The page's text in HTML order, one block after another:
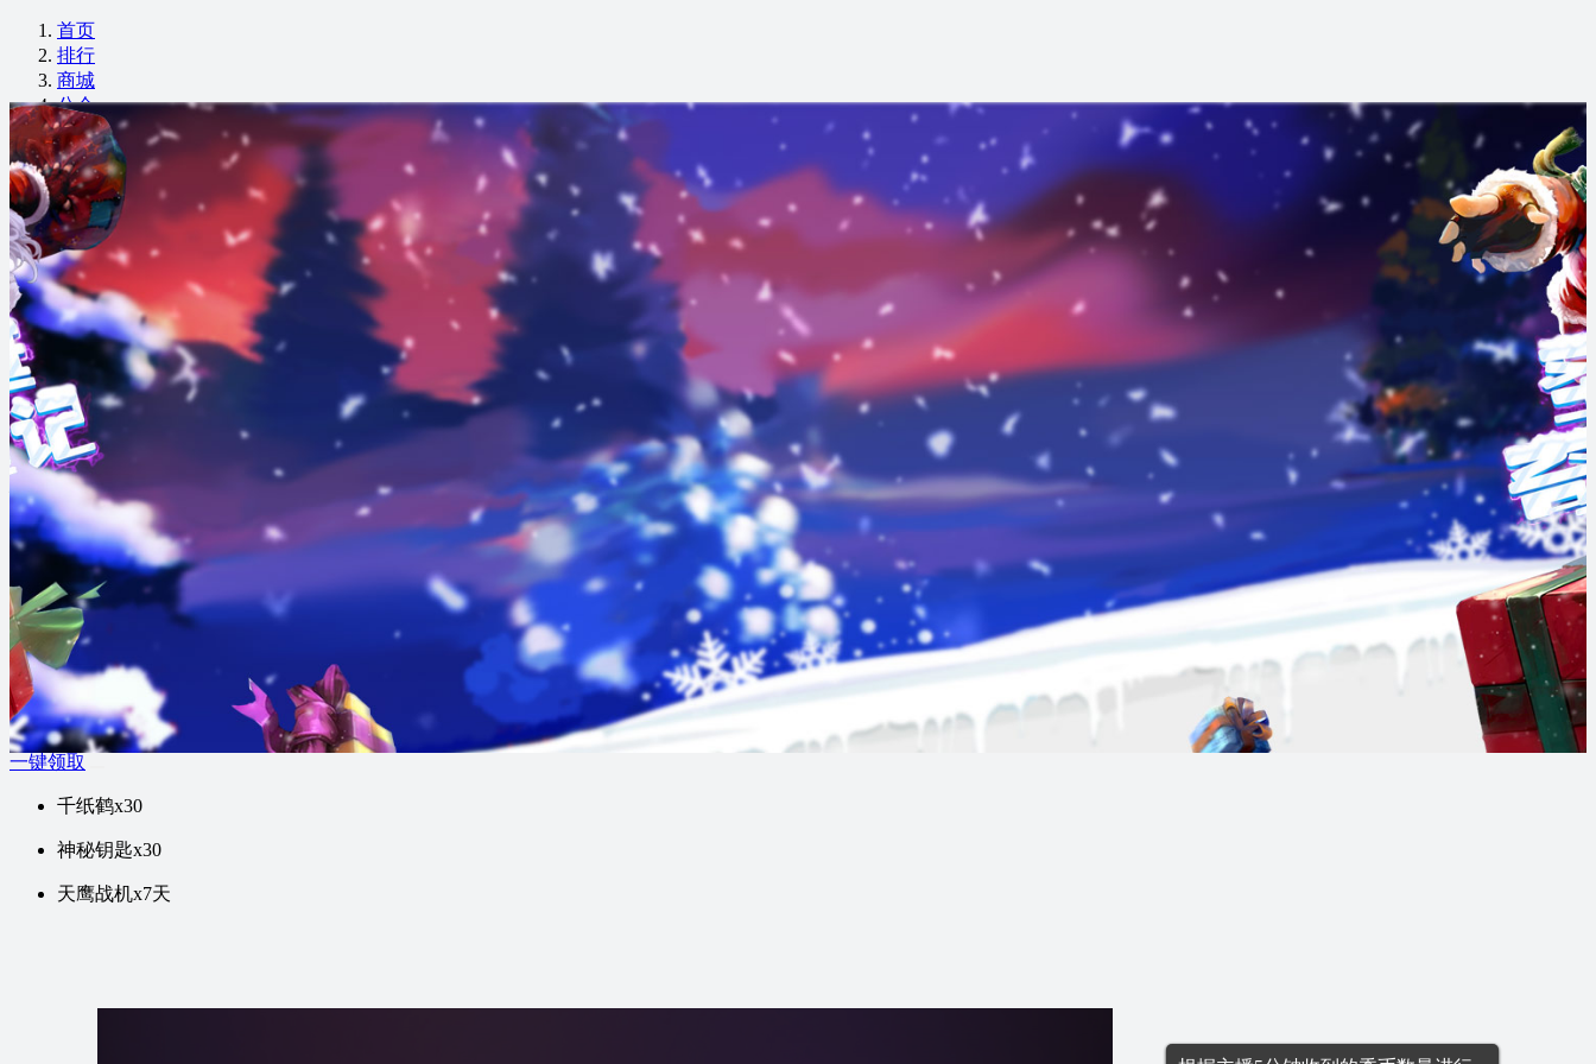
首页
排行
商城
公会
游戏
拍卖
APP
充值
历史
守护
关注
登录注册
我要直播
正在直播
休息中
暂时没有主播
手机号码：
请输入手机号
验证码：
获取验证码 请输入验证码
一键领取
千纸鹤x30
神秘钥匙x30
天鹰战机x7天